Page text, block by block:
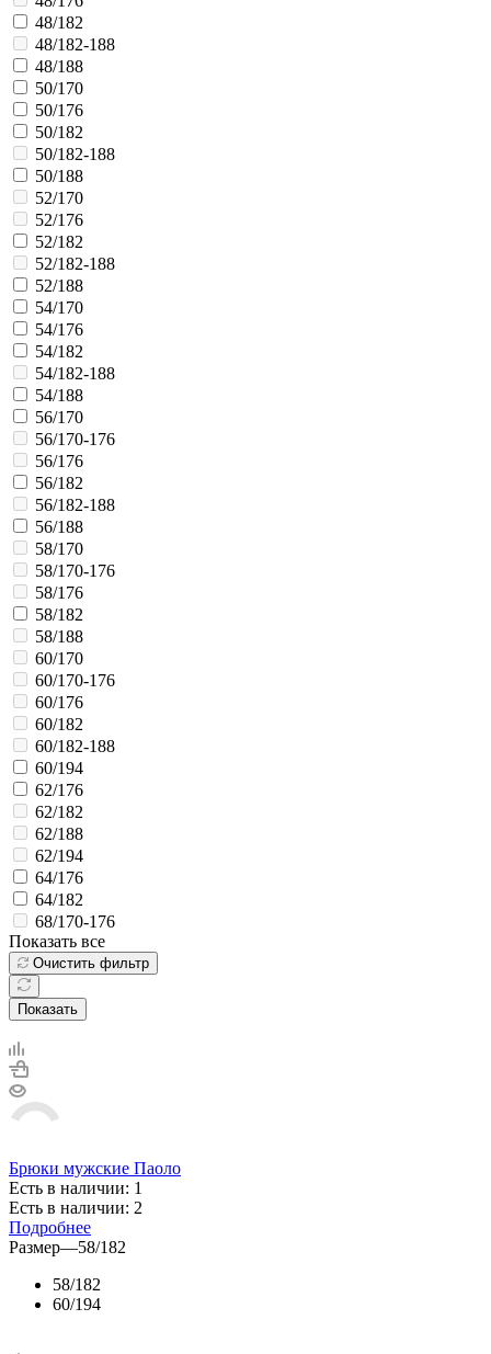
48/182
48/182-188
48/188
50/170
50/176
50/182
50/182-188
50/188
52/170
52/176
52/182
52/182-188
52/188
54/170
54/176
54/182
54/182-188
54/188
56/170
56/170-176
56/176
56/182
56/182-188
56/188
58/170
58/170-176
58/176
58/182
58/188
60/170
60/170-176
60/176
60/182
60/182-188
60/194
62/176
62/182
62/188
62/194
64/176
64/182
68/170-176
Показать все
Очистить фильтр
Показать
Брюки мужские Паоло
Есть в наличии: 1
Есть в наличии: 2
Подробнее
Размер—58/182
58/182
60/194